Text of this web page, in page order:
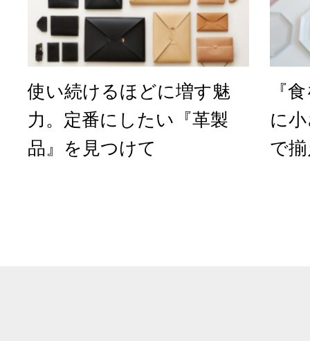
使い続けるほどに増す魅
力。定番にしたい『革製
品』を見つけて
『
に
で